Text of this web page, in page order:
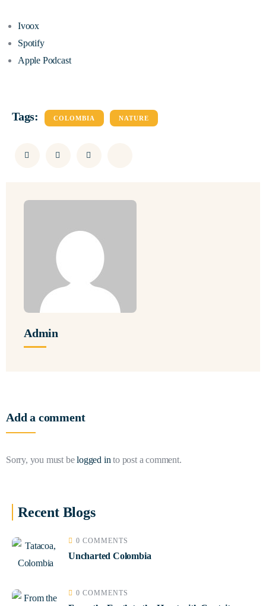
Ivoox
Spotify
Apple Podcast
Tags: COLOMBIA NATURE
Admin
Add a comment
Sorry, you must belogged in to post a comment.
Recent Blogs
0 COMMENTS
Uncharted Colombia
0 COMMENTS